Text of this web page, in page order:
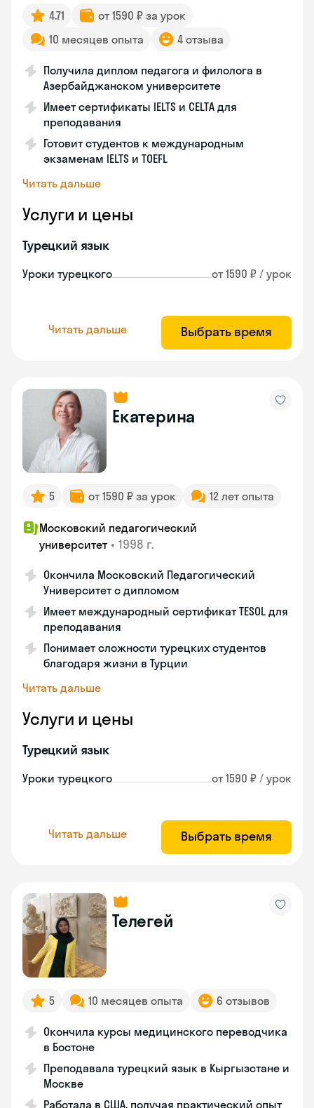
4.71
от 1590 ₽ за урок
10 месяцев опыта
4 отзыва
Получила диплом педагога и филолога в
Азербайджанском университете
Имеет сертификаты IELTS и CELTA для
преподавания
Готовит студентов к международным
экзаменам IELTS и TOEFL
Читать дальше
Услуги и цены
Турецкий язык
Уроки турецкого от 1590 ₽ / урок
Читать дальше Выбрать время
Екатерина
5 от 1590 ₽ за урок 12 лет опыта
Московский педагогический
университет • 1998 г.
Окончила Московский Педагогический
Университет с дипломом
Имеет международный сертификат TESOL для
преподавания
Понимает сложности турецких студентов
благодаря жизни в Турции
Читать дальше
Услуги и цены
Турецкий язык
Уроки турецкого от 1590 ₽ / урок
Читать дальше Выбрать время
Телегей
5 10 месяцев опыта 6 отзывов
Окончила курсы медицинского переводчика
в Бостоне
Преподавала турецкий язык в Кыргызстане и
Москве
Работала в США, получая практический опыт